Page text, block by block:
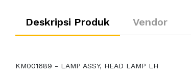
Deskripsi Produk Vendor
KM001689 - LAMP ASSY, HEAD LAMP LH